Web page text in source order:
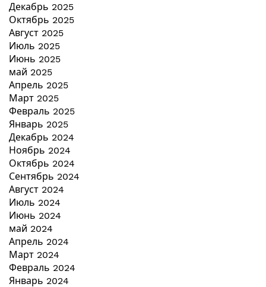
Декабрь 2025
Октябрь 2025
Август 2025
Июль 2025
Июнь 2025
май 2025
Апрель 2025
Март 2025
Февраль 2025
Январь 2025
Декабрь 2024
Ноябрь 2024
Октябрь 2024
Сентябрь 2024
Август 2024
Июль 2024
Июнь 2024
май 2024
Апрель 2024
Март 2024
Февраль 2024
Январь 2024